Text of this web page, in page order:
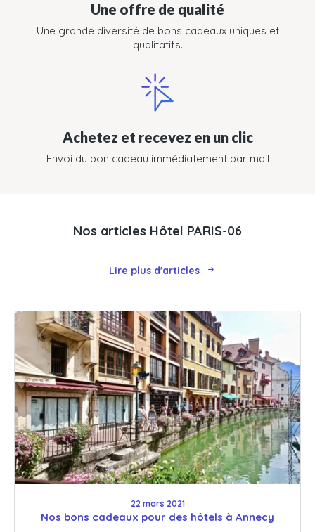
Une offre de qualité
Une grande diversité de bons cadeaux uniques et
qualitatifs.
Achetez et recevez en un clic
Envoi du bon cadeau immédiatement par mail
Nos articles Hôtel PARIS-06
Lire plus d'articles
22 mars 2021
Nos bons cadeaux pour des hôtels à Annecy